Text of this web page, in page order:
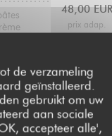
de verzameling
geïnstalleerd.
gebruikt om uw
aan sociale
accepteer alle',
48,00 EUR
prix adap.